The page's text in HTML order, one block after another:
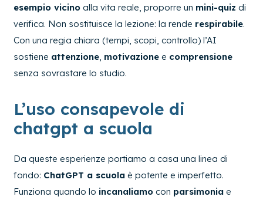
esempio vicino alla vita reale, proporre un mini-quiz di
verifica. Non sostituisce la lezione: la rende respirabile.
Con una regia chiara (tempi, scopi, controllo) l’AI
sostiene attenzione, motivazionee comprensione
senza sovrastare lo studio.
L’uso consapevole di
chatgpt a scuola
Da queste esperienze portiamo a casa una linea di
fondo: ChatGPT a scuolaè potente e imperfetto.
Funziona quando lo incanaliamo con parsimoniae